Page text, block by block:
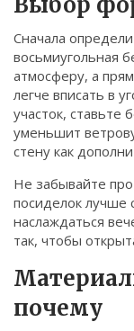
Сначала
восьмиугольная
атмосферу, а
легче вписать в
участок, ставьте
уменьшит
стену как
Не забывайте
посиделок лучше
наслаждаться
так, чтобы
почему